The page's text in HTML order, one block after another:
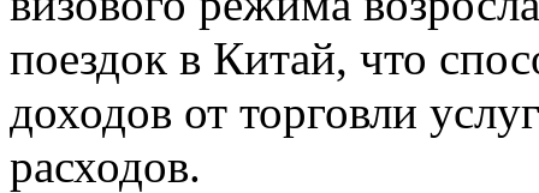
поездок в Китай, что
доходов от торговли
расходов.